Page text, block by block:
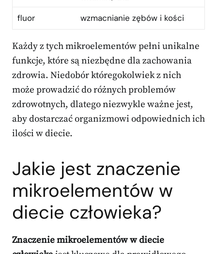
fluor wzmacnianie zębów i kości
Każdy z tych mikroelementów pełni unikalne
funkcje, które są niezbędne dla zachowania
zdrowia. Niedobór któregokolwiek z nich
może prowadzić do różnych problemów
zdrowotnych, dlatego niezwykle ważne jest,
aby dostarczać organizmowi odpowiednich ich
ilości w diecie.
Jakie jest znaczenie
mikroelementów w
diecie człowieka?
Znaczenie mikroelementów w diecie